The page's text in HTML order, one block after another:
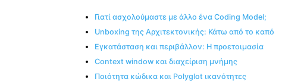
Γιατί ασχολούμαστε με άλλο ένα Coding Model;
Unboxing της Αρχιτεκτονικής: Κάτω από το καπό
Εγκατάσταση και περιβάλλον: Η προετοιμασία
Context window και διαχείριση μνήμης
Ποιότητα κώδικα και Polyglot ικανότητες